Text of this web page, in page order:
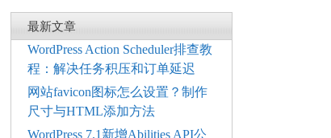
最新文章
WordPress Action Scheduler排查教
程：解决任务积压和订单延迟
网站favicon图标怎么设置？制作
尺寸与HTML添加方法
WordPress 7.1新增Abilities API公